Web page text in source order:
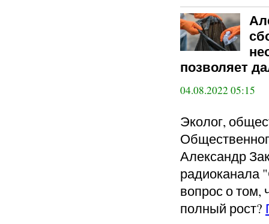
позволяет
04.08.2022 05:15
Эколог,
Александр
радиоканала
вопрос о том,
полный рост?